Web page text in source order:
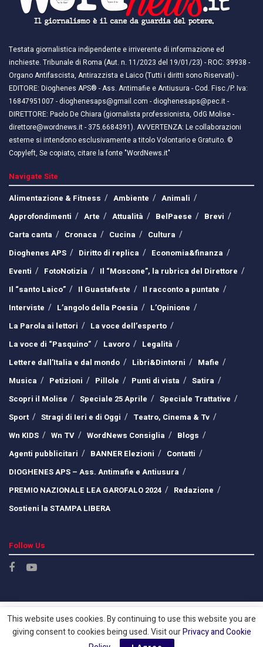
Testata giornalistica indipendente e irriverente di informazione ed
inchieste. Tribunale di Roma (Aut. n. 11/2023 del 19/01/23) - ROC: 39938 -
Organo Antifascista, Antirazzista e Laico (Tutti i diritti sono Riservati) -
EDITORE: Dioghenes APS® - Ass. Antimafie e Antiusura - Cod. Fisc./P. Iva:
16847951007 - dioghenesaps@gmail.com - dioghenesaps@pec.it - ​​
DIRETTORE: Paolo De Chiara (giornalista professionista, OdG Molise -
direttore@wordnews.it - ​​375.6684391). AVVERTENZA: Le collaborazioni
esterne si intendono esclusivamente a titolo Volontario e Gratuito. ©
Copyleft, Se copiato, citare la fonte "WordNews.it"
Navigate Site
Alimentazione & Fitness
Ambiente
Animali
Approfondimenti
Arte Attualità BelPaese
Brevi
Carta canta
Cronaca Cucina
Cultura
Dioghenes APS
Diritto di replica
Economia&finanza
Eventi
FotoNotizia
Il “Moscone”, la rubrica del Direttore
Il “santo Laico”
Il Guastafeste
Il racconto a puntate
Interviste
L’angolo della Poesia
L’Opinione
La Parola ai lettori
La voce dell’esperto
La voce di “Pasquino”
Lavoro
Legalità
Lettere dall’Italia e dal mondo
Libri&Dintorni
Mafie
Musica
Petizioni Pillole Punti di vista
Satira
Scopri il Molise
Speciale 25 Aprile
Speciale Trattative
Sport
Stragi di Ieri e di Oggi
Teatro, Cinema & Tv
Wn KIDS
Wn TV WordNews Consiglia
Blogs
Agenti pubblicitari
BANNER Elezioni
Contatti
DIOGHENES APS – Ass. Antimafie e Antiusura
PREMIO NAZIONALE LEA GAROFALO 2024
Redazione
Sostieni la STAMPA LIBERA
Follow Us
This website uses cookies. By continuing to use this website you are
giving consent to cookies being used. Visit ourPrivacy and Cookie